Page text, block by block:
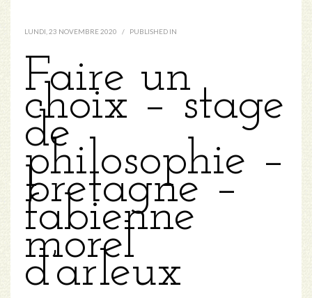
LUNDI, 23 NOVEMBRE 2020 / PUBLISHED IN
Faire un
choix – stage
de
philosophie –
bretagne –
fabienne
morel
d’arleux